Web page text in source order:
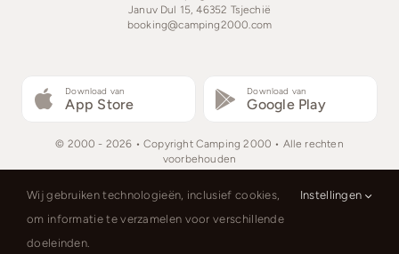
Januv Dul 15, 46352 Tsjechië
booking@camping2000.com
Download van
App Store
Download van
Google Play
© 2000 - 2026 • Copyright Camping 2000 • Alle rechten
voorbehouden
Wij gebruiken technologieën, inclusief cookies,
om informatie te verzamelen voor verschillende
doeleinden.
Instellingen